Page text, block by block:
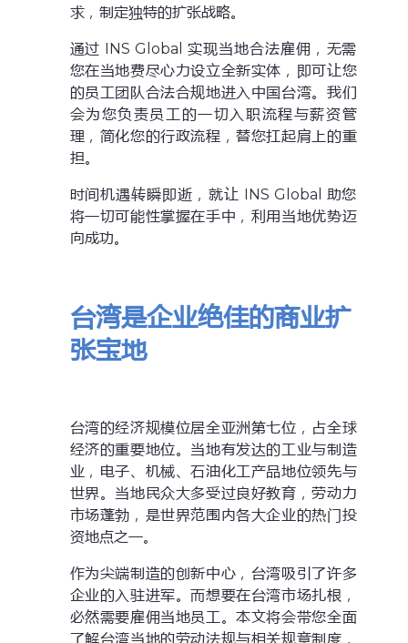
求，制定独特的扩张战略。
通过 INS Global 实现当地合法雇佣，无需
您在当地费尽心力设立全新实体，即可让您
的员工团队合法合规地进入中国台湾。我们
会为您负责员工的一切入职流程与薪资管
理，简化您的行政流程，替您扛起肩上的重
担。
时间机遇转瞬即逝，就让 INS Global 助您
将一切可能性掌握在手中，利用当地优势迈
向成功。
台湾是企业绝佳的商业扩
张宝地
台湾的经济规模位居全亚洲第七位，占全球
经济的重要地位。当地有发达的工业与制造
业，电子、机械、石油化工产品地位领先与
世界。当地民众大多受过良好教育，劳动力
市场蓬勃，是世界范围内各大企业的热门投
资地点之一。
作为尖端制造的创新中心，台湾吸引了许多
企业的入驻进军。而想要在台湾市场扎根，
必然需要雇佣当地员工。本文将会带您全面
了解台湾当地的劳动法规与相关规章制度，